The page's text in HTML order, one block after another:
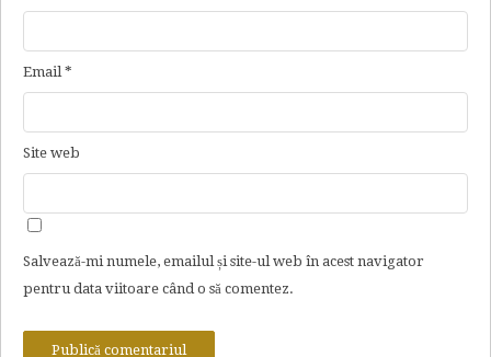
Email *
Site web
Salvează-mi numele, emailul și site-ul web în acest navigator
pentru data viitoare când o să comentez.